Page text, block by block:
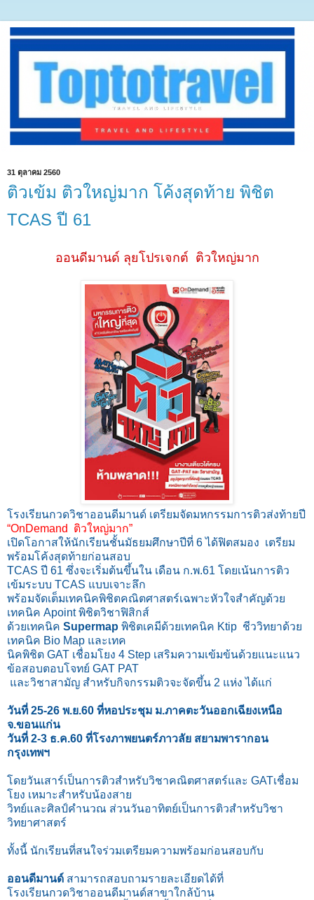
31 ตุลาคม 2560
ติวเข้ม ติวใหญ่มาก โค้งสุดท้าย พิชิต
TCAS ปี 61
ออนดีมานด์ ลุยโปรเจกต์ ติวใหญ่มาก
โรงเรียนกวดวิชาออนดีมานด์ เตรียมจัดมหกรรมการติวส่งท้ายปี
“OnDemand ติวใหญ่มาก”
เปิดโอกาสให้นักเรียนชั้นมัธยมศึกษาปีที่ 6 ได้ฟิตสมอง เตรียม
พร้อมโค้งสุดท้ายก่อนสอบ
TCAS ปี 61 ซึ่งจะเริ่มต้นขึ้นใน เดือน ก.พ.61 โดยเน้นการติว
เข้มระบบ TCAS แบบเจาะลึก
พร้อมจัดเต็มเทคนิคพิชิตคณิตศาสตร์เฉพาะหัวใจสำคัญด้วย
เทคนิค Apoint พิชิตวิชาฟิสิกส์
ด้วยเทคนิค Supermap พิชิตเคมีด้วยเทคนิค Ktip ชีววิทยาด้วย
เทคนิค Bio Map และเทค
นิคพิชิต GAT เชื่อมโยง 4 Step เสริมความเข้มข้นด้วยแนะแนว
ข้อสอบตอบโจทย์ GAT PAT
และวิชาสามัญ สำหรับกิจกรรมติวจะจัดขึ้น 2 แห่ง ได้แก่
วันที่ 25-26 พ.ย.60 ที่หอประชุม ม.ภาคตะวันออกเฉียงเหนือ
จ.ขอนแก่น
วันที่ 2-3 ธ.ค.60 ที่โรงภาพยนตร์ภาวลัย สยามพารากอน
กรุงเทพฯ
โดยวันเสาร์เป็นการติวสำหรับวิชาคณิตศาสตร์และ GATเชื่อม
โยง เหมาะสำหรับน้องสาย
วิทย์และศิลป์คำนวณ ส่วนวันอาทิตย์เป็นการติวสำหรับวิชา
วิทยาศาสตร์
ทั้งนี้ นักเรียนที่สนใจร่วมเตรียมความพร้อมก่อนสอบกับ
ออนดีมานด์ สามารถสอบถามรายละเอียดได้ที่
โรงเรียนกวดวิชาออนดีมานด์สาขาใกล้บ้าน